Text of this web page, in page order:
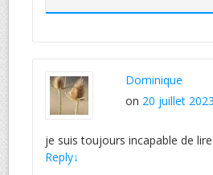
Dominique
on 20 juillet
je suis toujours incapable de
Reply↓